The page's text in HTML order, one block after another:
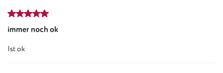
Review with rating of 5 out of 5 stars
immer noch ok
Ist ok